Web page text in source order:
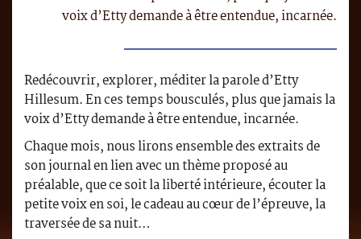
voix d’Etty demande à être entendue, incarnée.
Redécouvrir, explorer, méditer la parole d’Etty
Hillesum. En ces temps bousculés, plus que jamais la
voix d’Etty demande à être entendue, incarnée.
Chaque mois, nous lirons ensemble des extraits de
son journal en lien avec un thème proposé au
préalable, que ce soit la liberté intérieure, écouter la
petite voix en soi, le cadeau au cœur de l’épreuve, la
traversée de sa nuit…